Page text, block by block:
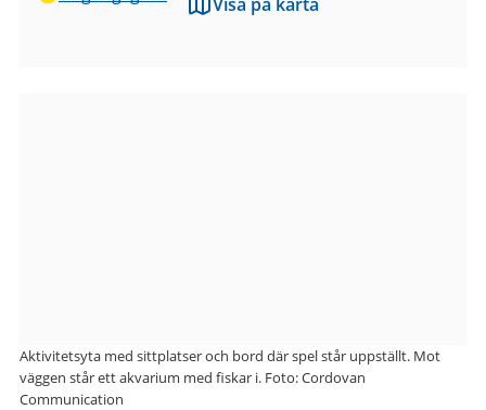
Aktivitetsyta med sittplatser och bord där spel står uppställt. Mot
väggen står ett akvarium med fiskar i. Foto: Cordovan
Communication